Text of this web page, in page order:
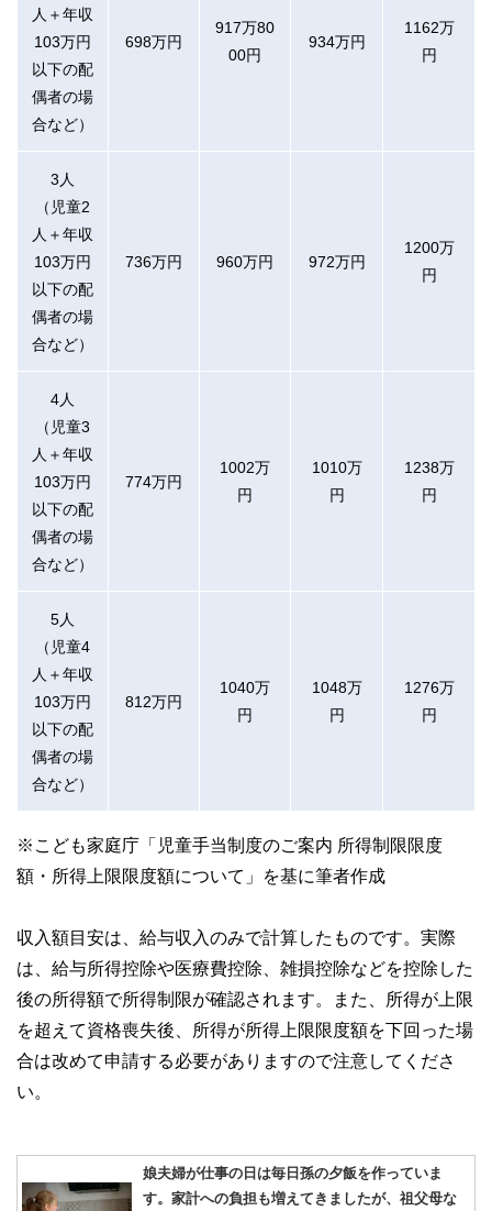
人＋年収
103万円
以下の配
偶者の場
合など）
698万円
917万80
00円
934万円
1162万
円
3人
（児童2
人＋年収
103万円
以下の配
偶者の場
合など）
736万円 960万円 972万円
1200万
円
4人
（児童3
人＋年収
103万円
以下の配
偶者の場
合など）
774万円
1002万
円
1010万
円
1238万
円
5人
（児童4
人＋年収
103万円
以下の配
偶者の場
合など）
812万円
1040万
円
1048万
円
1276万
円
※こども家庭庁「児童手当制度のご案内 所得制限限度
額・所得上限限度額について」を基に筆者作成
収入額目安は、給与収入のみで計算したものです。実際
は、給与所得控除や医療費控除、雑損控除などを控除した
後の所得額で所得制限が確認されます。また、所得が上限
を超えて資格喪失後、所得が所得上限限度額を下回った場
合は改めて申請する必要がありますので注意してくださ
い。
娘夫婦が仕事の日は毎日孫の夕飯を作っていま
す。家計への負担も増えてきましたが、祖父母な